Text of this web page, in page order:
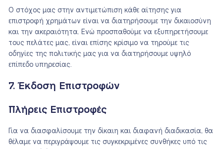
Ο στόχος μας στην αντιμετώπιση κάθε αίτησης για
επιστροφή χρημάτων είναι να διατηρήσουμε την δικαιοσύνη
και την ακεραιότητα. Ενώ προσπαθούμε να εξυπηρετήσουμε
τους πελάτες μας, είναι επίσης κρίσιμο να τηρούμε τις
οδηγίες της πολιτικής μας για να διατηρήσουμε υψηλό
επίπεδο υπηρεσίας.
7. Έκδοση Επιστροφών
Πλήρεις Επιστροφές
Για να διασφαλίσουμε την δίκαιη και διαφανή διαδικασία, θα
θέλαμε να περιγράψουμε τις συγκεκριμένες συνθήκες υπό τις